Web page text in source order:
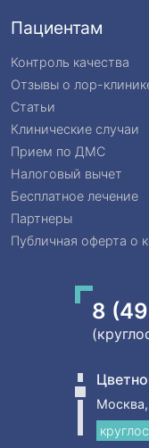
Пациентам
Контроль качества
Отзывы о лор-
Статьи
Клинические случаи
Прием по ДМС
Налоговый вычет
Бесплатное лечение
Партнеры
Публичная оферта о
8